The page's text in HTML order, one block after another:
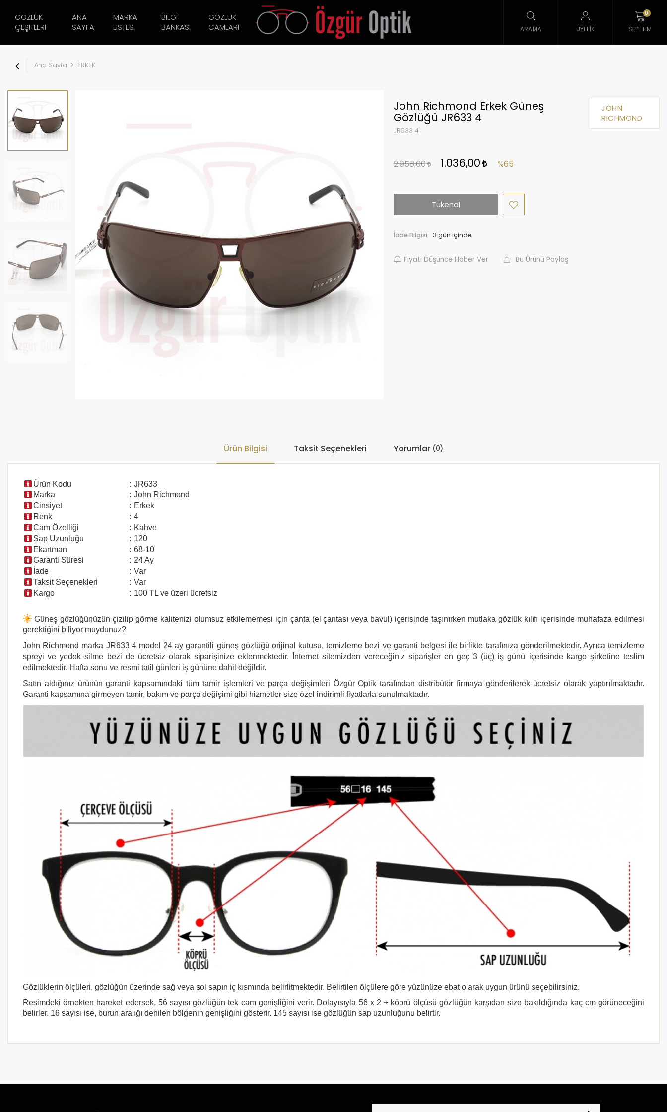
GÖZLÜK
ÇEŞITLERI
ANA
SAYFA
MARKA
LISTESI
BILGI
BANKASI
GÖZLÜK
CAMLARI
ARAMA ÜYELIK
0
SEPETIM
Ana Sayfa ERKEK
JOHN
RICHMOND
John Richmond Erkek Güneş
Gözlüğü JR633 4
JR633 4
2.958,00 1.036,00 %65
Tükendi
İade Bilgisi:
Fiyatı Düşünce Haber Ver Bu Ürünü Paylaş
Ürün Bilgisi Taksit Seçenekleri Yorumlar (0)
Ürün Kodu : JR633
Marka
: John Richmond
Cinsiyet
: Erkek
Renk
: 4
Cam Özelliği
: Kahve
Sap Uzunluğu
: 120
Ekartman
: 68-10
Garanti Süresi
: 24 Ay
İade
: Var
Taksit Seçenekleri
: Var
Kargo
: 100 TL ve üzeri ücretsiz
Güneş gözlüğünüzün çizilip görme kalitenizi olumsuz etkilememesi için çanta (el çantası veya bavul) içerisinde taşınırken mutlaka gözlük kılıfı içerisinde muhafaza edilmesi
gerektiğini biliyor muydunuz?
John Richmond marka JR633 4model 24 ay garantili güneş gözlüğü orijinal kutusu, temizleme bezi ve garanti belgesi ile birlikte tarafınıza gönderilmektedir. Ayrıca temizleme
spreyi ve yedek silme bezi de ücretsiz olarak siparişinize eklenmektedir. İnternet sitemizden vereceğiniz siparişler en geç 3 (üç) iş günü içerisinde kargo şirketine teslim
edilmektedir. Hafta sonu ve resmi tatil günleri iş gününe dahil değildir.
Satın aldığınız ürünün garanti kapsamındaki tüm tamir işlemleri ve parça değişimleri Özgür Optik tarafından distribütör firmaya gönderilerek ücretsiz olarak yaptırılmaktadır.
Garanti kapsamına girmeyen tamir, bakım ve parça değişimi gibi hizmetler size özel indirimli fiyatlarla sunulmaktadır.
Gözlüklerin ölçüleri, gözlüğün üzerinde sağ veya sol sapın iç kısmında belirlitmektedir. Belirtilen ölçülere göre yüzünüze ebat olarak uygun ürünü seçebilirsiniz.
Resimdeki örnekten hareket edersek, 56 sayısı gözlüğün tek cam genişliğini verir. Dolayısıyla 56 x 2 + köprü ölçüsü gözlüğün karşıdan size bakıldığında kaç cm görüneceğini
belirler. 16 sayısı ise, burun aralığı denilen bölgenin genişliğini gösterir. 145 sayısı ise gözlüğün sap uzunluğunu belirtir.